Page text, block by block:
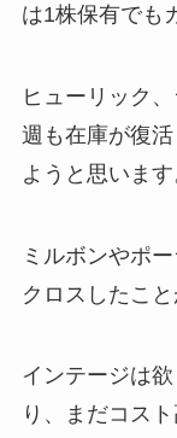
は1株保有でも
ヒューリック
週も在庫が復
ようと思います
ミルボンやポ
クロスしたこと
インテージは
り、まだコス